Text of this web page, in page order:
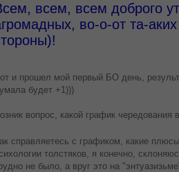
всем, всем доброго
во-о-от та-
и прошел мой первый БО день,
будет +1)))
вопрос, какой график чередования
справляетесь с графиком, какие
толстяков, я конечно,
не было, а вруг это на